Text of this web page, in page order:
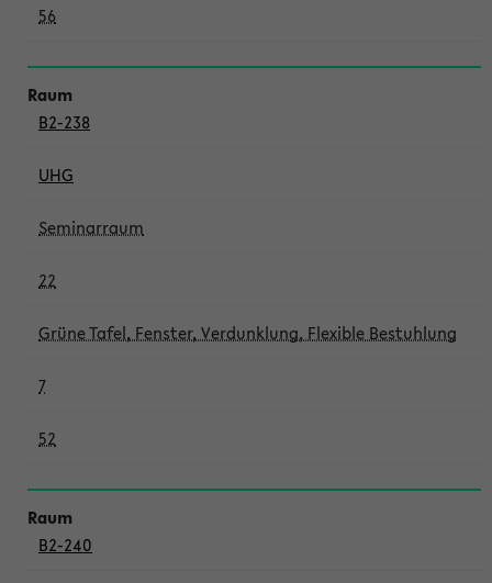
56
B2-238
UHG
Seminarraum
22
Grüne Tafel, Fenster, Verdunklung, Flexible Bestuhlung
7
52
B2-240